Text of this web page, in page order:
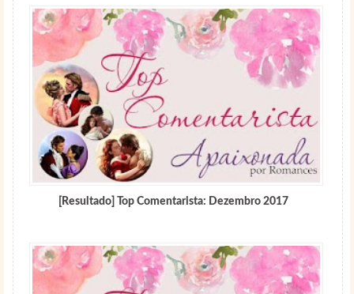
[Resultado] Top Comentarista: Dezembro 2017